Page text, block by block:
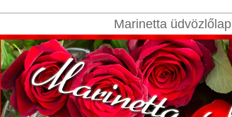
Marinetta üdvözlőlap